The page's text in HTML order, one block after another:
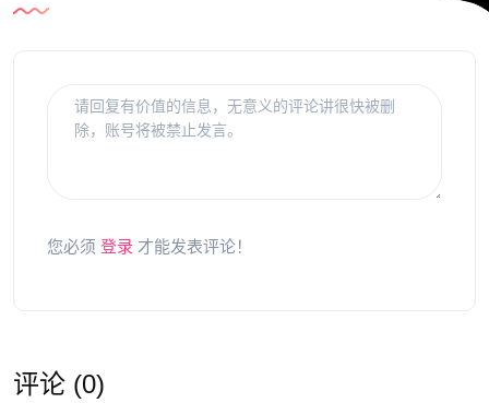
您必须 登录 才能发表评论！
评论 (0)